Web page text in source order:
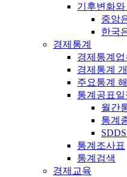
기후변화
중앙
한국
경제통계
경제통계업
경제통계
주요통계
통계공표일
월간
통계
통계조사표
통계검색
경제교육